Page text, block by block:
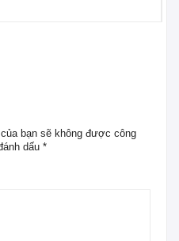
bạn sẽ không được công
dấu *